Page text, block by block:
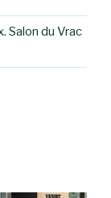
Salon du Vrac